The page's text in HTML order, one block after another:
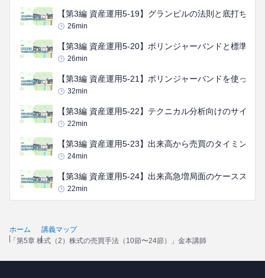
【第3編 資産運用5-19】グランビルの法則と底打ちの
26min
【第3編 資産運用5-20】ボリンジャーバンドと標準偏
26min
【第3編 資産運用5-21】ボリンジャーバンドを使った
32min
【第3編 資産運用5-22】テクニカル分析向けのサイト
22min
【第3編 資産運用5-23】出来高から売買のタイミング
24min
【第3編 資産運用5-24】出来高急増局面のケーススタ
22min
ホーム
講義マップ
「第5章 株式（2）株式の売買手法（10節〜24節）」金本講師